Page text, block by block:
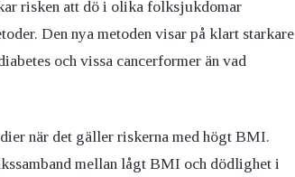
risken att dö i olika folksjukdomar
Den nya metoden visar på klart starkare
och vissa cancerformer än vad
när det gäller riskerna med högt BMI.
mellan lågt BMI och dödlighet i